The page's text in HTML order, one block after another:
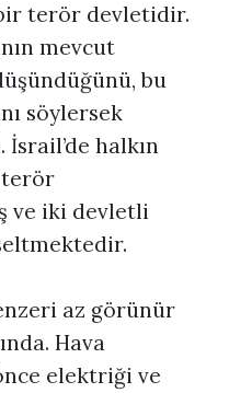
terör devletidir.
mevcut
bu
söylersek
halkın
terör
ve iki devletli
az görünür
Hava
elektriği ve